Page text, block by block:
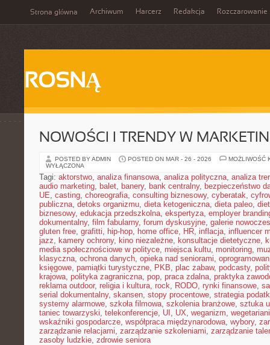
Strona główna Archiwum Harcerz Redakcja Rozczarowanie
ROSNĄ
NOWOŚCI I TRENDY W
POSTED BY ADMIN POSTED ON MAR - 26 - 2026
MOŻLIWOŚĆ
WYŁĄCZONA
Tagi: aktorstwo, analiza finansowa, analiza polityczna, analiza
audio marketing, balet, banery, bank centralny, bezpieczeństwo
UE, casting, choreografia, consulting biznesowy, cyberatak,
publiczna, detoks organizmu, dieta ketogeniczna, dieta paleo,
biznesowy, edukacja przedszkolna, ekspertyza, employer
dokumentalny, film fabularny, forum dyskusyjne, galerie
gluten free, grafitti, hip-hop, home office, HR, inflacja, influencer
jazz, kamery ochrony, kino niezależne, konsultacje dietetyczne,
media społecznościowe w polityce, miejsca kultu, monitoring,
klasyczna, ochrona danych, opieka nad seniorami,
księgowe, pamiątki turystyczne, PKB, plac zabaw, podcasty,
krajowa, polityka zagraniczna, pop, praca zdalna, praktyka
reklama outdoor, religia i kultura, rock, RODO, rynki finansowe,
serial dokumentalny, skansen, stopy procentowe, strategia
systemy alarmowe, szkoła filmowa, szkolenia branżowe, sztuka
taniec towarzyski, telekonferencje, UI , UX, weganizm,
wskaźniki gospodarcze, współpraca międzynarodowa, wybory,
zarządzanie relacjami, zarządzanie szkoleniami, zarządzanie
zasoby ludzkie, zdrowie seniora